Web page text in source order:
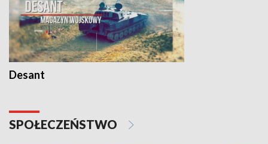
Desant
SPOŁECZEŃSTWO